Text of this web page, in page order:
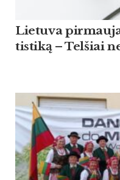
Lie­tu­va
tis­ti­ką – Tel­šiai